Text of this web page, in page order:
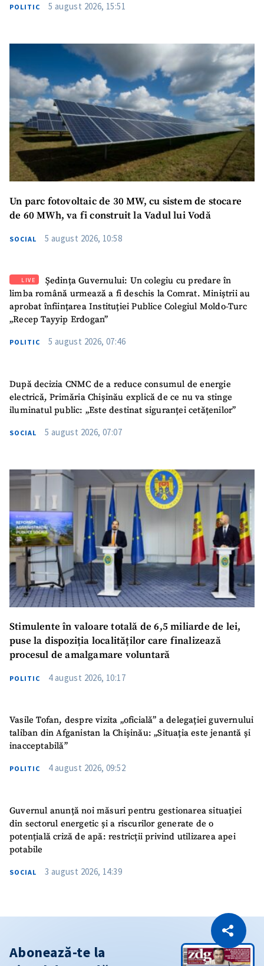
Copiază Link
POLITIC 5 august 2026, 15:51
Un parc fotovoltaic de 30 MW, cu sistem de stocare
de 60 MWh, va fi construit la Vadul lui Vodă
SOCIAL 5 august 2026, 10:58
LIVE
Ședința Guvernului: Un colegiu cu predare în
limba română urmează a fi deschis la Comrat. Miniștrii au
aprobat înființarea Instituției Publice Colegiul Moldo-Turc
„Recep Tayyip Erdogan”
POLITIC 5 august 2026, 07:46
După decizia CNMC de a reduce consumul de energie
electrică, Primăria Chișinău explică de ce nu va stinge
iluminatul public: „Este destinat siguranței cetățenilor”
SOCIAL 5 august 2026, 07:07
Stimulente în valoare totală de 6,5 miliarde de lei,
puse la dispoziția localităților care finalizează
procesul de amalgamare voluntară
POLITIC 4 august 2026, 10:17
Vasile Tofan, despre vizita „oficială” a delegației guvernului
taliban din Afganistan la Chișinău: „Situația este jenantă și
inacceptabilă”
POLITIC 4 august 2026, 09:52
Guvernul anunță noi măsuri pentru gestionarea situației
din sectorul energetic și a riscurilor generate de o
potențială criză de apă: restricții privind utilizarea apei
potabile
SOCIAL 3 august 2026, 14:39
Abonează-te la